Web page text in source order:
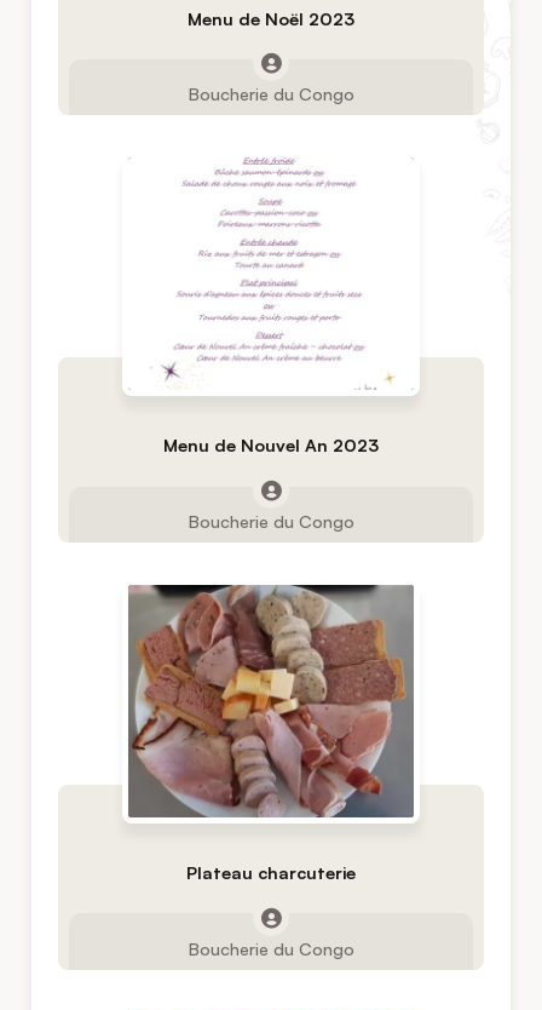
Menu de Noël 2023
Boucherie du Congo
Menu de Nouvel An 2023
Boucherie du Congo
Plateau charcuterie
Boucherie du Congo